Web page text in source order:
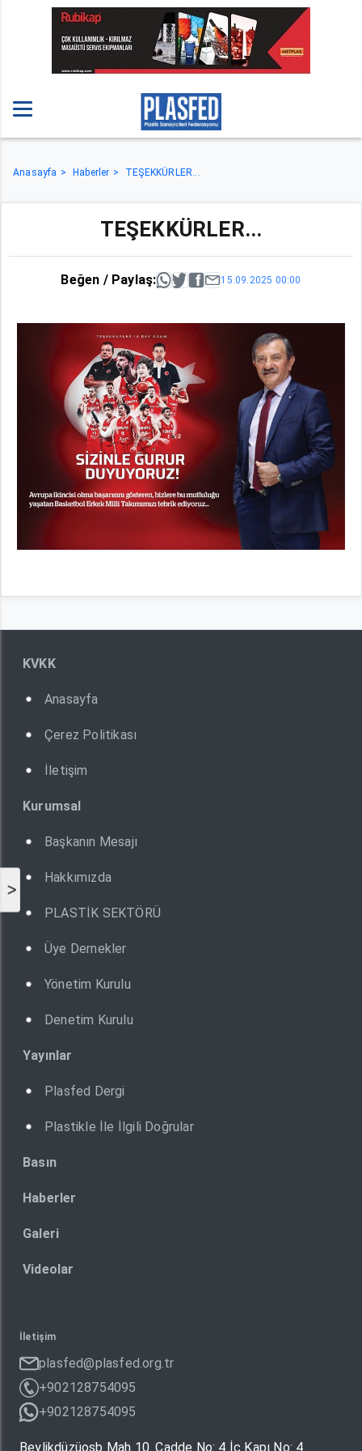
>
Anasayfa Haberler TEŞEKKÜRLER...
TEŞEKKÜRLER...
Beğen / Paylaş: 15.09.2025 00:00
KVKK
Anasayfa
Çerez Politikası
İletişim
Kurumsal
Başkanın Mesajı
Hakkımızda
PLASTİK SEKTÖRÜ
Üye Dernekler
Yönetim Kurulu
Denetim Kurulu
Yayınlar
Plasfed Dergi
Plastikle İle İlgili Doğrular
Basın
Haberler
Galeri
Videolar
İletişim
plasfed@plasfed.org.tr
+902128754095
+902128754095
Beylikdüzüosb Mah 10. Cadde No: 4 İç Kapı No: 4